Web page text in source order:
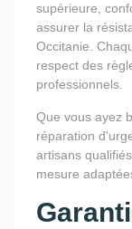
supérieure,
assurer la
Occitanie.
respect des
professionnels.
Que vous ayez
réparation
artisans
mesure